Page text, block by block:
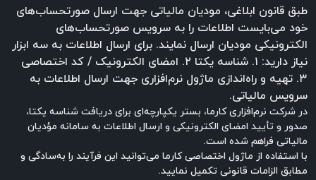
طبق قانون ابلاغی، مودیان مالیاتی جهت ارسال صورتحساب‌های
خود می‌بایست اطلاعات را به سرویس صورتحساب‌های
الکترونیکی مودیان ارسال نمایند. برای ارسال اطلاعات به سه ابزار
نیاز دارید: ۱. شناسه یکتا ۲. امضای الکترونیک / کد اختصاصی
۳. تهیه و راه‌اندازی ماژول نرم‌افزاری جهت ارسال اطلاعات به
سرویس مالیاتی.
در شرکت نرم‌افزاری کارما، بستر یکپارچه‌ای برای دریافت شناسه یکتا،
صدور و تأیید امضای الکترونیکی و ارسال اطلاعات به سامانه مؤدیان
مالیاتی فراهم شده است.
با استفاده از ماژول اختصاصی کارما می‌توانید این فرآیند را به‌سادگی و
مطابق الزامات قانونی تکمیل نمایید.